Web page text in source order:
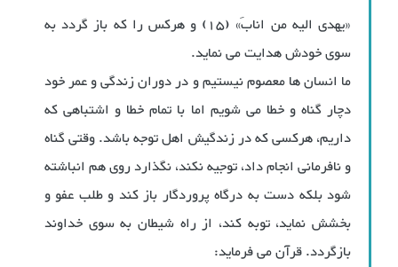
«یهدی الیه من انابَ» (15) و هرکس را که باز گردد به
سوی خودش هدایت می نماید.
ما انسان ها معصوم نیستیم و در دوران زندگی و عمر خود
دچار گناه و خطا می شویم اما با تمام خطا و اشتباهی که
داریم، هرکسی که در زندگیش اهل توجه باشد. وقتی گناه
و نافرمانی انجام داد، توجیه نکند، نگذارد روی هم انباشته
شود بلکه دست به درگاه پروردگار باز کند و طلب عفو و
بخشش نماید، توبه کند، از راه شیطان به سوی خداوند
بازگردد. قرآن می فرماید: